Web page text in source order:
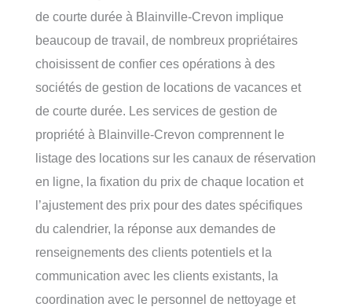
de courte durée à Blainville-Crevon implique
beaucoup de travail, de nombreux propriétaires
choisissent de confier ces opérations à des
sociétés de gestion de locations de vacances et
de courte durée. Les services de gestion de
propriété à Blainville-Crevon comprennent le
listage des locations sur les canaux de réservation
en ligne, la fixation du prix de chaque location et
l’ajustement des prix pour des dates spécifiques
du calendrier, la réponse aux demandes de
renseignements des clients potentiels et la
communication avec les clients existants, la
coordination avec le personnel de nettoyage et